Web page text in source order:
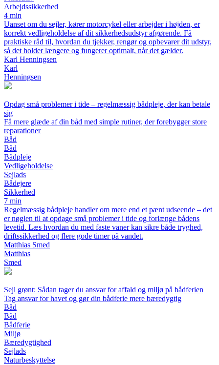
Arbejdssikkerhed
4 min
Uanset om du sejler, kører motorcykel eller arbejder i højden, er
korrekt vedligeholdelse af dit sikkerhedsudstyr afgørende. Få
praktiske råd til, hvordan du tjekker, rengør og opbevarer dit udstyr,
så det holder længere og fungerer optimalt, når det gælder.
Karl Henningsen
Karl
Henningsen
Opdag små problemer i tide – regelmæssig bådpleje, der kan betale
sig
Få mere glæde af din båd med simple rutiner, der forebygger store
reparationer
Båd
Båd
Bådpleje
Vedligeholdelse
Sejlads
Bådejere
Sikkerhed
7 min
Regelmæssig bådpleje handler om mere end et pænt udseende – det
er nøglen til at opdage små problemer i tide og forlænge bådens
levetid. Læs hvordan du med faste vaner kan sikre både tryghed,
driftssikkerhed og flere gode timer på vandet.
Matthias Smed
Matthias
Smed
Sejl grønt: Sådan tager du ansvar for affald og miljø på bådferien
Tag ansvar for havet og gør din bådferie mere bæredygtig
Båd
Båd
Bådferie
Miljø
Bæredygtighed
Sejlads
Naturbeskyttelse